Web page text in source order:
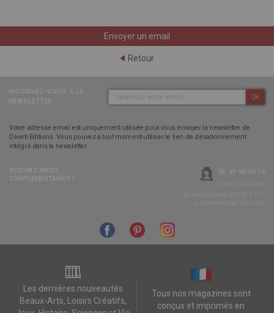
Envoyer un email
Retour
OK
Votre adresse email est uniquement utilisée pour vous envoyer la newsletter de
Diverti Editions. Vous pouvez à tout moment utiliser le lien de désabonnement
intégré dans la newsletter.
Les dernières nouveautés
Beaux-Arts, Loisirs Créatifs,
Tous nos magazines sont
conçus et imprimés en